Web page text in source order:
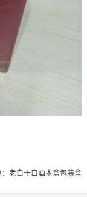
：老白干白酒木盒包裝盒